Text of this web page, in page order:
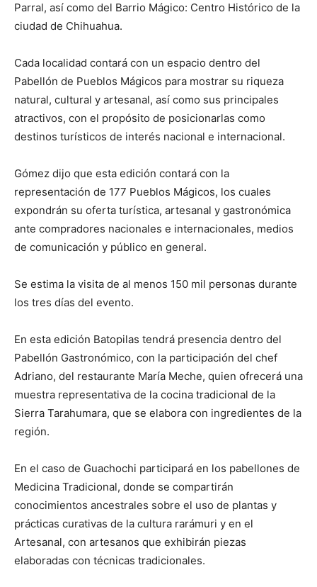
Parral, así como del Barrio Mágico: Centro Histórico de la
ciudad de Chihuahua.
Cada localidad contará con un espacio dentro del
Pabellón de Pueblos Mágicos para mostrar su riqueza
natural, cultural y artesanal, así como sus principales
atractivos, con el propósito de posicionarlas como
destinos turísticos de interés nacional e internacional.
Gómez dijo que esta edición contará con la
representación de 177 Pueblos Mágicos, los cuales
expondrán su oferta turística, artesanal y gastronómica
ante compradores nacionales e internacionales, medios
de comunicación y público en general.
Se estima la visita de al menos 150 mil personas durante
los tres días del evento.
En esta edición Batopilas tendrá presencia dentro del
Pabellón Gastronómico, con la participación del chef
Adriano, del restaurante María Meche, quien ofrecerá una
muestra representativa de la cocina tradicional de la
Sierra Tarahumara, que se elabora con ingredientes de la
región.
En el caso de Guachochi participará en los pabellones de
Medicina Tradicional, donde se compartirán
conocimientos ancestrales sobre el uso de plantas y
prácticas curativas de la cultura rarámuri y en el
Artesanal, con artesanos que exhibirán piezas
elaboradas con técnicas tradicionales.